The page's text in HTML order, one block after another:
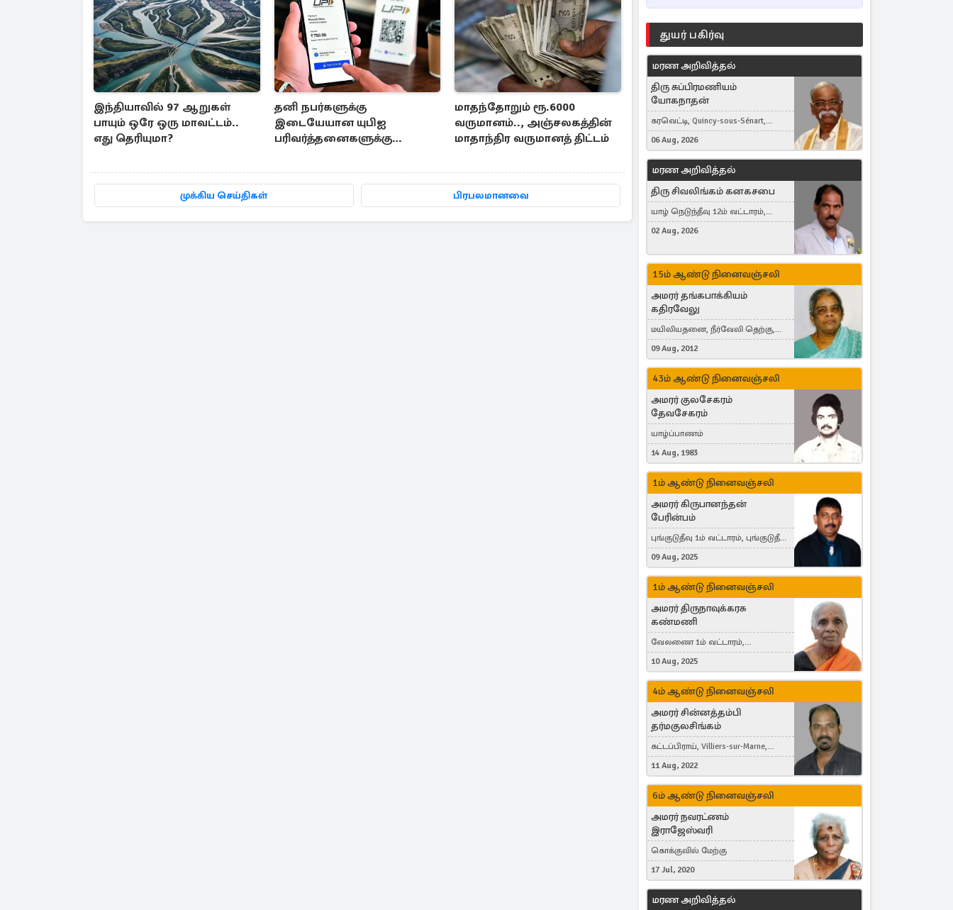
இந்தியாவில் 97 ஆறுகள்
பாயும் ஒரே ஒரு மாவட்டம்..
எது தெரியுமா?
தனி நபர்களுக்கு
இடையேயான யுபிஐ
பரிவர்த்தனைகளுக்கு
மாதந்தோறும் ரூ.6000
வருமானம்.., அஞ்சலகத்தின்
மாதாந்திர வருமானத் திட்டம்
முக்கிய செய்திகள் பிரபலமானவை
துயர் பகிர்வு
மரண அறிவித்தல்
திரு சுப்பிரமணியம்
யோகநாதன்
கரவெட்டி, Quincy-sous-Sénart,
France
06 Aug, 2026
மரண அறிவித்தல்
திரு சிவலிங்கம் கனகசபை
யாழ் நெடுந்தீவு 12ம் வட்டாரம்,
Jaffna, நயினாதீவு, London, United
02 Aug, 2026
15ம் ஆண்டு நினைவஞ்சலி
அமரர் தங்கபாக்கியம்
கதிரவேலு
மயிலியதனை, நீர்வேலி தெற்கு,
Herning, Denmark
09 Aug, 2012
43ம் ஆண்டு நினைவஞ்சலி
அமரர் குலசேகரம்
தேவசேகரம்
யாழ்ப்பாணம்
14 Aug, 1983
1ம் ஆண்டு நினைவஞ்சலி
அமரர் கிருபானந்தன்
பேரின்பம்
புங்குடுதீவு 1ம் வட்டாரம், புங்குடுதீவு,
India, Lausanne, Switzerland
09 Aug, 2025
1ம் ஆண்டு நினைவஞ்சலி
அமரர் திருநாவுக்கரசு
கண்மணி
வேலணை 1ம் வட்டாரம்,
மண்கும்பான் மேற்கு, Liestal,
Switzerland
10 Aug, 2025
4ம் ஆண்டு நினைவஞ்சலி
அமரர் சின்னத்தம்பி
தர்மகுலசிங்கம்
கட்டப்பிராய், Villiers-sur-Marne,
France
11 Aug, 2022
6ம் ஆண்டு நினைவஞ்சலி
அமரர் நவரட்ணம்
இராஜேஸ்வரி
கொக்குவில் மேற்கு
17 Jul, 2020
மரண அறிவித்தல்